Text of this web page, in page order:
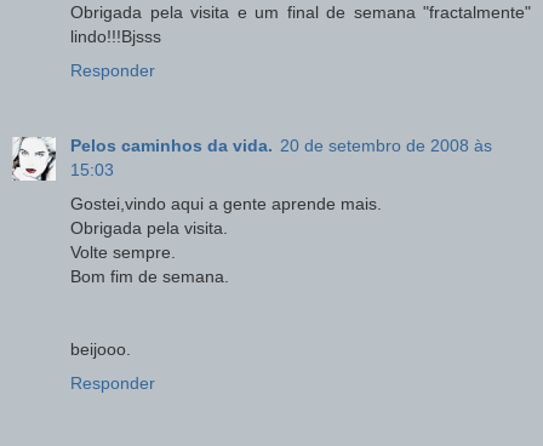
Obrigada pela visita e um final de semana "fractalmente"
lindo!!!Bjsss
Responder
Pelos caminhos da vida. 20 de setembro de 2008 às
15:03
Gostei,vindo aqui a gente aprende mais.
Obrigada pela visita.
Volte sempre.
Bom fim de semana.
beijooo.
Responder